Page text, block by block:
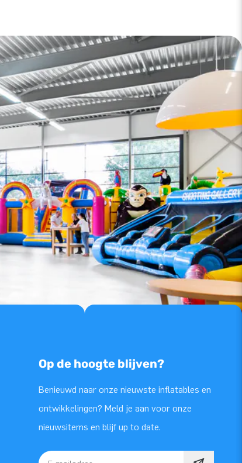
Op de hoogte blijven?
Benieuwd naar onze nieuwste inflatables en
ontwikkelingen? Meld je aan voor onze
nieuwsitems en blijf up to date.